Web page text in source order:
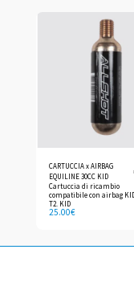
CARTUCCIA x AIRBAG
EQUILINE 30CC KID
Cartuccia di ricambio
compatibile con airbag
T2. KID
25.00€